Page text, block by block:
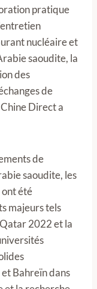
pratique
nucléaire et
saoudite, la
des
de
Direct a
de
saoudite, les
ont été
majeurs tels
2022 et la
Bahreïn dans